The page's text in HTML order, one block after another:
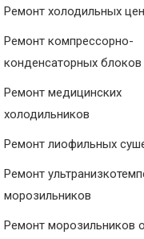
Ремонт холодильных
Ремонт компрессорно-
конденсаторных
Ремонт медицинских
холодильников
Ремонт лиофильных
Ремонт
морозильников
Ремонт морозильников